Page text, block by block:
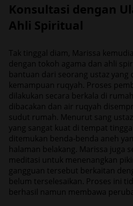
Konsultasi dengan
Ahli Spiritual
Tak tinggal diam, Marissa
dengan tokoh agama dan ahli
bantuan dari seorang ustaz yang
kemampuan ruqyah. Proses
dilakukan secara berkala di
dibacakan dan air ruqyah
sudut rumah. Menurut sang
yang sangat kuat di tempat
ditemukan benda-benda aneh
halaman belakang. Marissa juga
meditasi untuk menenangkan
gangguan tersebut berkaitan
belum terselesaikan. Proses ini
berhasil namun membawa